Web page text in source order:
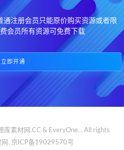
注册会员只能原价购买资源或者限
会员所有资源可免费下载
立即开通
素材网.CC & EveryOne. . All rights
网. 京ICP备19029570号